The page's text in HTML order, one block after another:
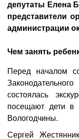
депутаты Елена
представители
администрации
Чем занять
Перед началом
состоялась
посещают дети в
Вологодчины.
Сергей